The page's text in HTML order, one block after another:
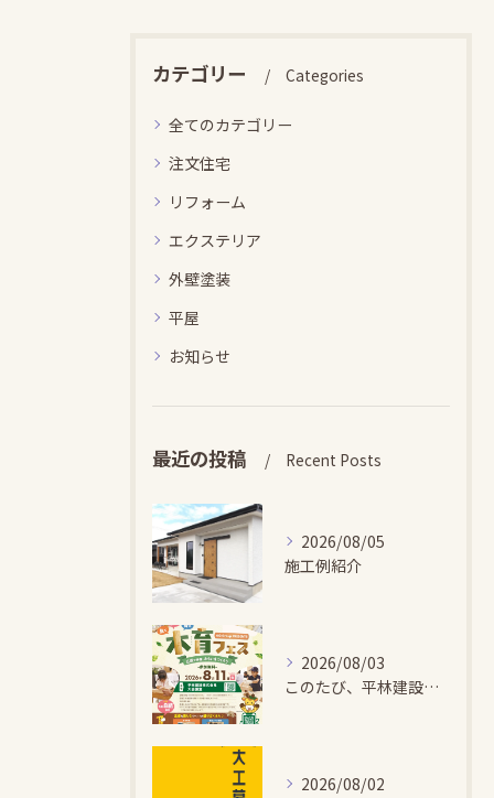
カテゴリー Categories
全てのカテゴリー
注文住宅
リフォーム
エクステリア
外壁塗装
平屋
お知らせ
最近の投稿 Recent Posts
2026/08/05
施工例紹介
2026/08/03
このたび、平林建設では、お子さまが木とふれあい・木について学...
2026/08/02